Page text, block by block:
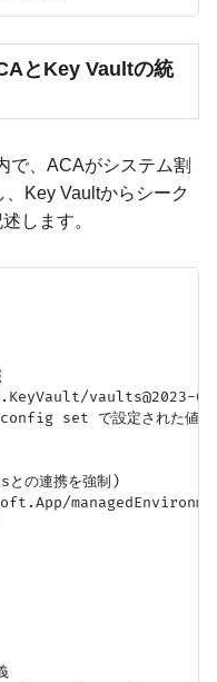
とKey Vaultの統
で、ACAがシステム割
Key Vaultからシーク
します。
vaults@2023-
set で設定された値
の連携を強制)